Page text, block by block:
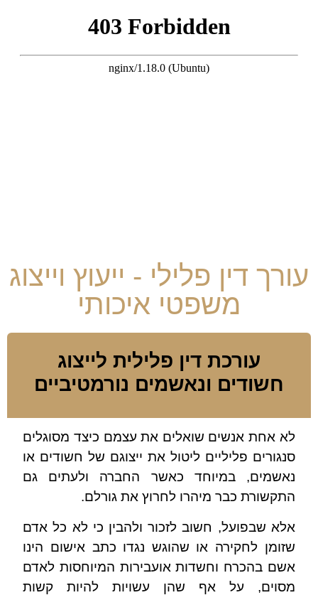
עורך דין פלילי - ייעוץ וייצוג
משפטי איכותי
עורכת דין פלילית לייצוג
חשודים ונאשמים נורמטיביים
לא אחת אנשים שואלים את עצמם כיצד מסוגלים
סנגורים פליליים ליטול את ייצוגם של חשודים או
נאשמים, במיוחד כאשר החברה ולעתים גם
התקשורת כבר מיהרו לחרוץ את גורלם.
אלא שבפועל, חשוב לזכור ולהבין כי לא כל אדם
שזומן לחקירה או שהוגש נגדו כתב אישום הינו
אשם בהכרח וחשדות אועבירות המיוחסות לאדם
מסוים, על אף שהן עשויות להיות קשות